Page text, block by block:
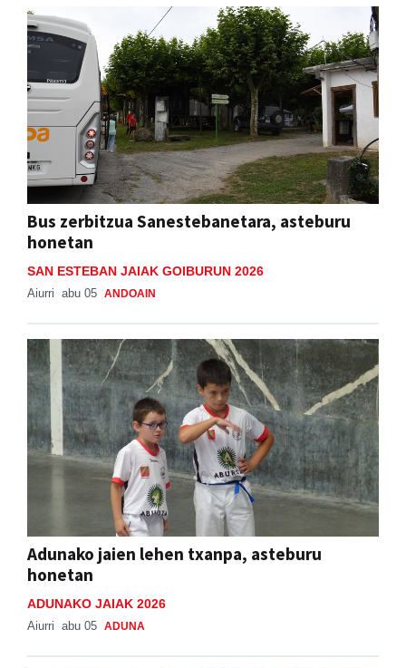
Bus zerbitzua Sanestebanetara, asteburu
honetan
SAN ESTEBAN JAIAK GOIBURUN 2026
Aiurri abu 05 ANDOAIN
Adunako jaien lehen txanpa, asteburu
honetan
ADUNAKO JAIAK 2026
Aiurri abu 05 ADUNA